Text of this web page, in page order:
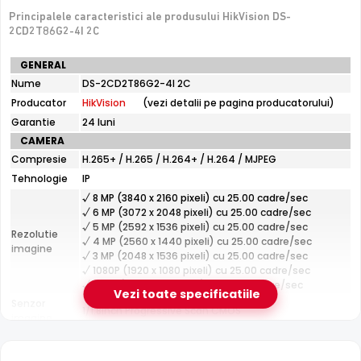
De luat in calcul
Fara microfon/difuzor — nu inregistreaza audio
e-Camere.ro recomanda acest produs pentru:
perimetre mari: curti, depozite, spatii industriale;
instalari profesionale cu cablare UTP structurata.
Tehnologie HikVision AcuSense
Datorita tehnologieiAcuSensede la HikVision, camera
clasifica inteligent tintele detectate in persoane si
vehicule, minimizand alarmele false si permitand
cautarea rapida in inregistrari dupa tipul de obiect.
Principalele caracteristici ale produsului HikVision DS-
2CD2T86G2-4I 2C
Specificatii
tehnice
HikVision
DS-
2CD2T86G2-
4I
2C
GENERAL
Nume
DS-2CD2T86G2-4I 2C
Producator
HikVision
(vezi detalii pe pagina producatorului)
Garantie
24 luni
CAMERA
Compresie
H.265+ / H.265 / H.264+ / H.264 / MJPEG
Tehnologie
IP
Rezolutie
imagine
√ 8 MP (3840 x 2160 pixeli) cu 25.00 cadre/sec
√ 6 MP (3072 x 2048 pixeli) cu 25.00 cadre/sec
√ 5 MP (2592 x 1536 pixeli) cu 25.00 cadre/sec
√ 4 MP (2560 x 1440 pixeli) cu 25.00 cadre/sec
√ 3 MP (2048 x 1536 pixeli) cu 25.00 cadre/sec
√ 1080P (1920 x 1080 pixeli) cu 25.00 cadre/sec
√ 720P (1280 x 720 pixeli) cu 25.00 cadre/sec
1/1.8inch Progressive Scan CMOS
Vezi toate specificatiile